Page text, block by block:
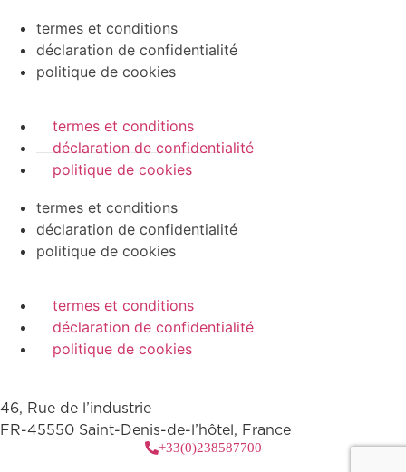
termes et conditions
déclaration de confidentialité
politique de cookies
termes et conditions
déclaration de confidentialité
politique de cookies
termes et conditions
déclaration de confidentialité
politique de cookies
termes et conditions
déclaration de confidentialité
politique de cookies
46, Rue de l’industrie
FR-45550 Saint-Denis-de-l’hôtel, France
+33(0)238587700